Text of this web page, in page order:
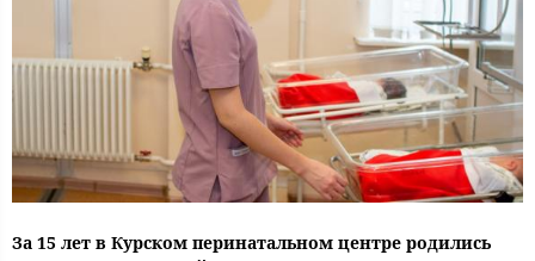
За 15 лет в Курском перинатальном центре родились